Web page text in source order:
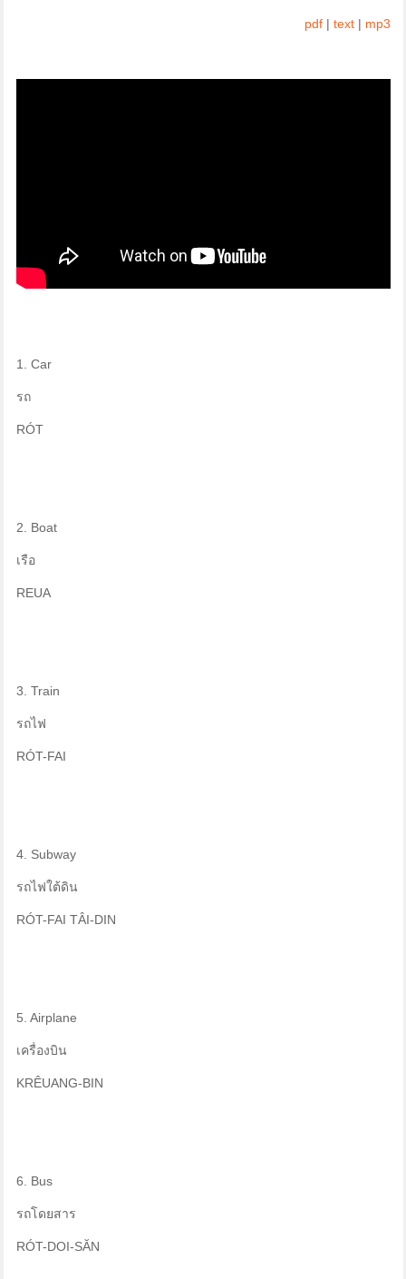
pdf| text| mp3
1. Car
รถ
RÓT
2. Boat
เรือ
REUA
3. Train
รถไฟ
RÓT-FAI
4. Subway
รถไฟใต้ดิน
RÓT-FAI TÂI-DIN
5. Airplane
เครื่องบิน
KRÊUANG-BIN
6. Bus
รถโดยสาร
RÓT-DOI-SĂN